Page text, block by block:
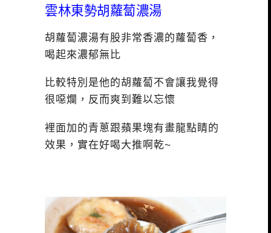
雲林東勢胡蘿蔔濃湯
胡蘿蔔濃湯有股非常香濃的蘿蔔香，
喝起來濃郁無比
比較特別是他的胡蘿蔔不會讓我覺得
很噁爛，反而爽到難以忘懷
裡面加的青蔥跟蘋果塊有畫龍點睛的
效果，實在好喝大推啊乾~